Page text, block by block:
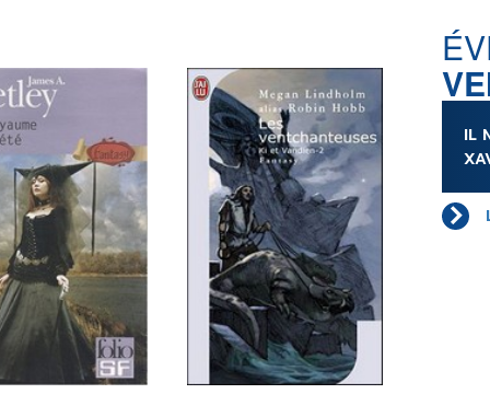
ÉVÉNEMENTS
CONVENTION
SPECTACLE
DÉBAT
EMISSION
DERNIERS
ÉVÉNEMENTS
LES
IL